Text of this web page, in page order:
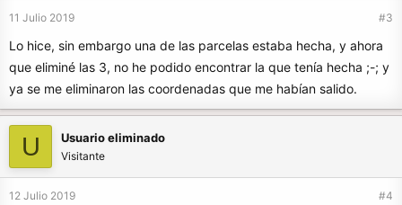
11 Julio 2019 #3
Lo hice, sin embargo una de las parcelas estaba hecha, y ahora
que eliminé las 3, no he podido encontrar la que tenía hecha ;-; y
ya se me eliminaron las coordenadas que me habían salido.
U Usuario eliminado
Visitante
12 Julio 2019 #4